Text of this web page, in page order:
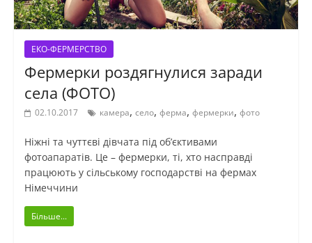
ЕКО-ФЕРМЕРСТВО
Фермерки роздягнулися заради
села (ФОТО)
02.10.2017 камера, село, ферма, фермерки, фото
Ніжні та чуттєві дівчата під об’єктивами
фотоапаратів. Це – фермерки, ті, хто насправді
працюють у сільському господарстві на фермах
Німеччини
Більше...